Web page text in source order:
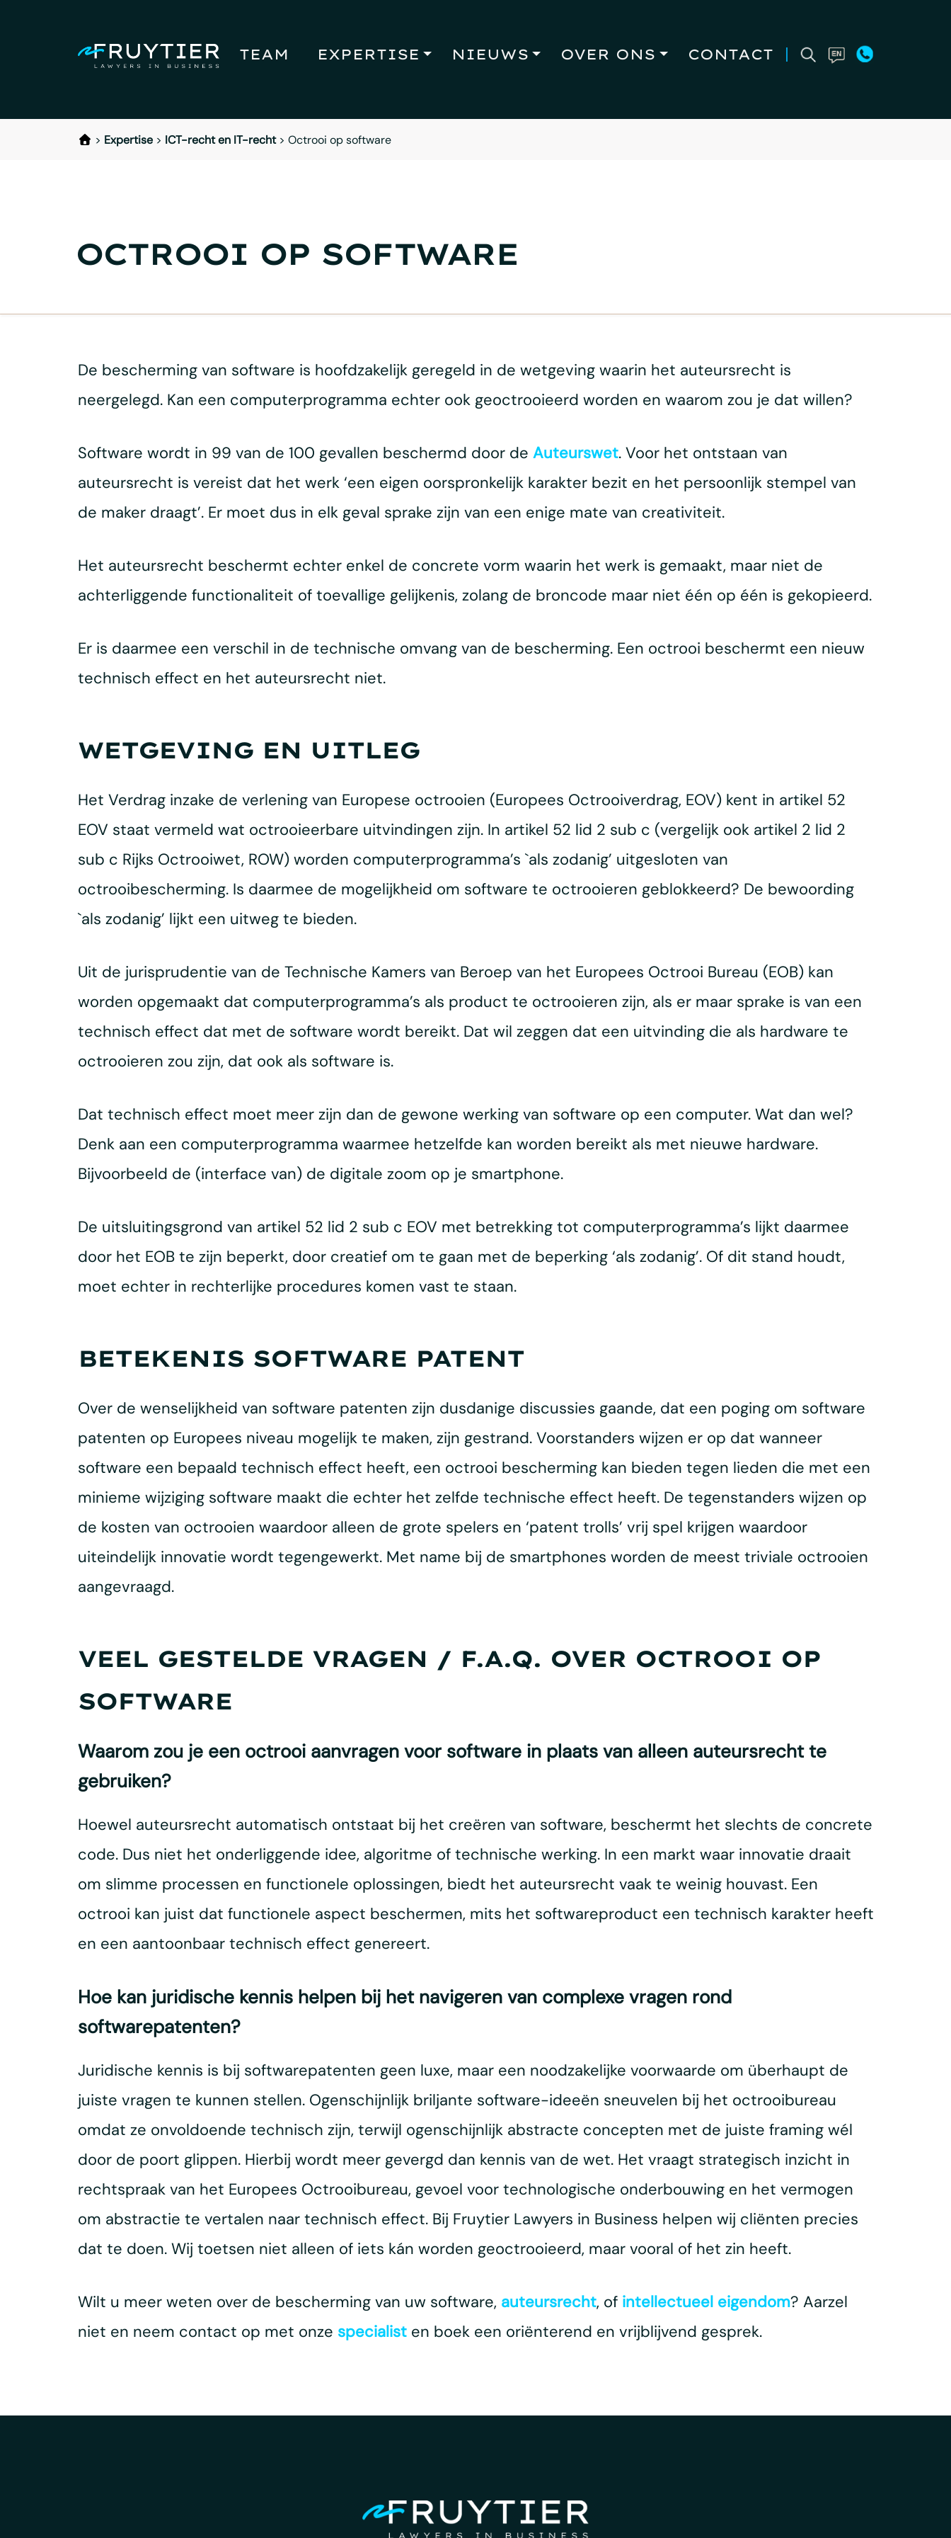
TEAM EXPERTISE NIEUWS OVER ONS CONTACT
> Expertise> ICT-recht en IT-recht> Octrooi op software
OCTROOI OP SOFTWARE
De bescherming van software is hoofdzakelijk geregeld in de wetgeving waarin het auteursrecht is
neergelegd. Kan een computerprogramma echter ook geoctrooieerd worden en waarom zou je dat willen?
Software wordt in 99 van de 100 gevallen beschermd door de Auteurswet. Voor het ontstaan van
auteursrecht is vereist dat het werk ‘een eigen oorspronkelijk karakter bezit en het persoonlijk stempel van
de maker draagt’. Er moet dus in elk geval sprake zijn van een enige mate van creativiteit.
Het auteursrecht beschermt echter enkel de concrete vorm waarin het werk is gemaakt, maar niet de
achterliggende functionaliteit of toevallige gelijkenis, zolang de broncode maar niet één op één is gekopieerd.
Er is daarmee een verschil in de technische omvang van de bescherming. Een octrooi beschermt een nieuw
technisch effect en het auteursrecht niet.
WETGEVING EN UITLEG
Het Verdrag inzake de verlening van Europese octrooien (Europees Octrooiverdrag, EOV) kent in artikel 52
EOV staat vermeld wat octrooieerbare uitvindingen zijn. In artikel 52 lid 2 sub c (vergelijk ook artikel 2 lid 2
sub c Rijks Octrooiwet, ROW) worden computerprogramma’s `als zodanig’ uitgesloten van
octrooibescherming. Is daarmee de mogelijkheid om software te octrooieren geblokkeerd? De bewoording
`als zodanig’ lijkt een uitweg te bieden.
Uit de jurisprudentie van de Technische Kamers van Beroep van het Europees Octrooi Bureau (EOB) kan
worden opgemaakt dat computerprogramma’s als product te octrooieren zijn, als er maar sprake is van een
technisch effect dat met de software wordt bereikt. Dat wil zeggen dat een uitvinding die als hardware te
octrooieren zou zijn, dat ook als software is.
Dat technisch effect moet meer zijn dan de gewone werking van software op een computer. Wat dan wel?
Denk aan een computerprogramma waarmee hetzelfde kan worden bereikt als met nieuwe hardware.
Bijvoorbeeld de (interface van) de digitale zoom op je smartphone.
De uitsluitingsgrond van artikel 52 lid 2 sub c EOV met betrekking tot computerprogramma’s lijkt daarmee
door het EOB te zijn beperkt, door creatief om te gaan met de beperking ‘als zodanig’. Of dit stand houdt,
moet echter in rechterlijke procedures komen vast te staan.
BETEKENIS SOFTWARE PATENT
Over de wenselijkheid van software patenten zijn dusdanige discussies gaande, dat een poging om software
patenten op Europees niveau mogelijk te maken, zijn gestrand. Voorstanders wijzen er op dat wanneer
software een bepaald technisch effect heeft, een octrooi bescherming kan bieden tegen lieden die met een
minieme wijziging software maakt die echter het zelfde technische effect heeft. De tegenstanders wijzen op
de kosten van octrooien waardoor alleen de grote spelers en ‘patent trolls’ vrij spel krijgen waardoor
uiteindelijk innovatie wordt tegengewerkt. Met name bij de smartphones worden de meest triviale octrooien
aangevraagd.
VEEL GESTELDE VRAGEN / F.A.Q. OVER OCTROOI OP
SOFTWARE
Waarom zou je een octrooi aanvragen voor software in plaats van alleen auteursrecht te
gebruiken?
Hoewel auteursrecht automatisch ontstaat bij het creëren van software, beschermt het slechts de concrete
code. Dus niet het onderliggende idee, algoritme of technische werking. In een markt waar innovatie draait
om slimme processen en functionele oplossingen, biedt het auteursrecht vaak te weinig houvast. Een
octrooi kan juist dat functionele aspect beschermen, mits het softwareproduct een technisch karakter heeft
en een aantoonbaar technisch effect genereert.
Hoe kan juridische kennis helpen bij het navigeren van complexe vragen rond
softwarepatenten?
Juridische kennis is bij softwarepatenten geen luxe, maar een noodzakelijke voorwaarde om überhaupt de
juiste vragen te kunnen stellen. Ogenschijnlijk briljante software-ideeën sneuvelen bij het octrooibureau
omdat ze onvoldoende technisch zijn, terwijl ogenschijnlijk abstracte concepten met de juiste framing wél
door de poort glippen. Hierbij wordt meer gevergd dan kennis van de wet. Het vraagt strategisch inzicht in
rechtspraak van het Europees Octrooibureau, gevoel voor technologische onderbouwing en het vermogen
om abstractie te vertalen naar technisch effect. Bij Fruytier Lawyers in Business helpen wij cliënten precies
dat te doen. Wij toetsen niet alleen of iets kán worden geoctrooieerd, maar vooral of het zin heeft.
Wilt u meer weten over de bescherming van uw software, auteursrecht, of intellectueel eigendom? Aarzel
niet en neem contact op met onze specialisten boek een oriënterend en vrijblijvend gesprek.